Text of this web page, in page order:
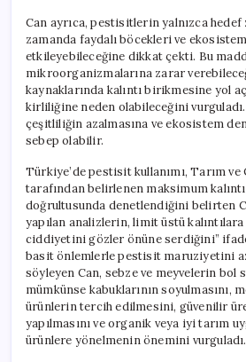
Can ayrıca, pestisitlerin yalnızca hedef
zamanda faydalı böcekleri ve
etkileyebileceğine dikkat çekti. Bu
mikroorganizmalarına zarar
kaynaklarında kalıntı birikmesine yol
kirliliğine neden olabileceğini
çeşitliliğin azalmasına ve ekosistem
sebep olabilir.
Türkiye’de pestisit kullanımı, Tarım ve
tarafından belirlenen maksimum
doğrultusunda denetlendiğini belirten
yapılan analizlerin, limit üstü
ciddiyetini gözler önüne serdiğini”
basit önlemlerle pestisit maruziyetini
söyleyen Can, sebze ve meyvelerin bol
mümkünse kabuklarının soyulmasını,
ürünlerin tercih edilmesini, güvenilir
yapılmasını ve organik veya iyi tarım
ürünlere yönelmenin önemini vurguladı.